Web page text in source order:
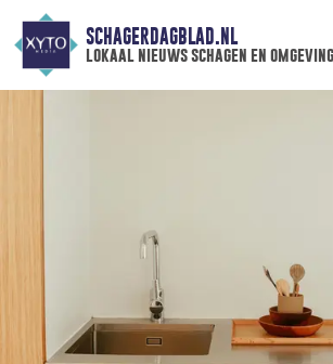
SCHAGERDAGBLAD.NL
lokaal nieuws schagen en omgeving